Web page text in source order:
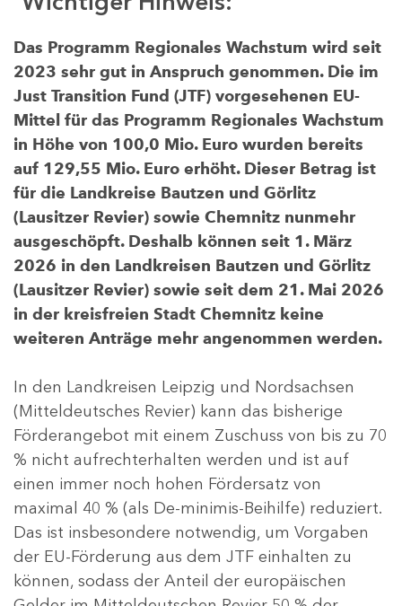
Das Programm Regionales Wachstum wird seit
2023 sehr gut in Anspruch genommen. Die im
Just Transition Fund (JTF) vorgesehenen EU-
Mittel für das Programm Regionales Wachstum
in Höhe von 100,0 Mio. Euro wurden bereits
auf 129,55 Mio. Euro erhöht. Dieser Betrag ist
für die Landkreise Bautzen und Görlitz
(Lausitzer Revier) sowie Chemnitz nunmehr
ausgeschöpft. Deshalb können seit 1. März
2026 in den Landkreisen Bautzen und Görlitz
(Lausitzer Revier) sowie seit dem 21. Mai 2026
in der kreisfreien Stadt Chemnitz keine
weiteren Anträge mehr angenommen werden.
In den Landkreisen Leipzig und Nordsachsen
(Mitteldeutsches Revier) kann das bisherige
Förderangebot mit einem Zuschuss von bis zu 70
% nicht aufrechterhalten werden und ist auf
einen immer noch hohen Fördersatz von
maximal 40 % (als De-minimis-Beihilfe) reduziert.
Das ist insbesondere notwendig, um Vorgaben
der EU-Förderung aus dem JTF einhalten zu
können, sodass der Anteil der europäischen